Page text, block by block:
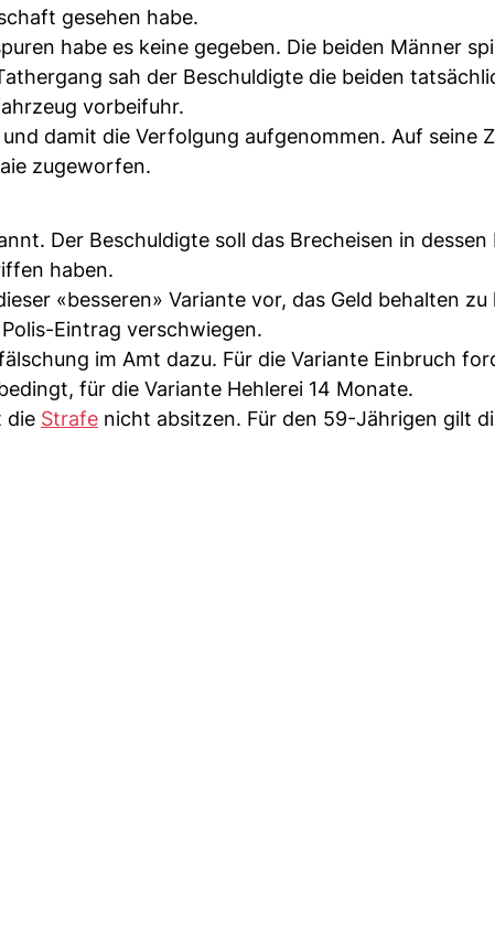
gesehen habe.
habe es keine gegeben. Die beiden Männer
sah der Beschuldigte die beiden
vorbeifuhr.
damit die Verfolgung aufgenommen. Auf seine
zugeworfen.
Der Beschuldigte soll das Brecheisen in dessen
haben.
«besseren» Variante vor, das Geld behalten zu
Eintrag verschwiegen.
im Amt dazu. Für die Variante Einbruch
für die Variante Hehlerei 14 Monate.
die Strafe nicht absitzen. Für den 59-Jährigen gilt